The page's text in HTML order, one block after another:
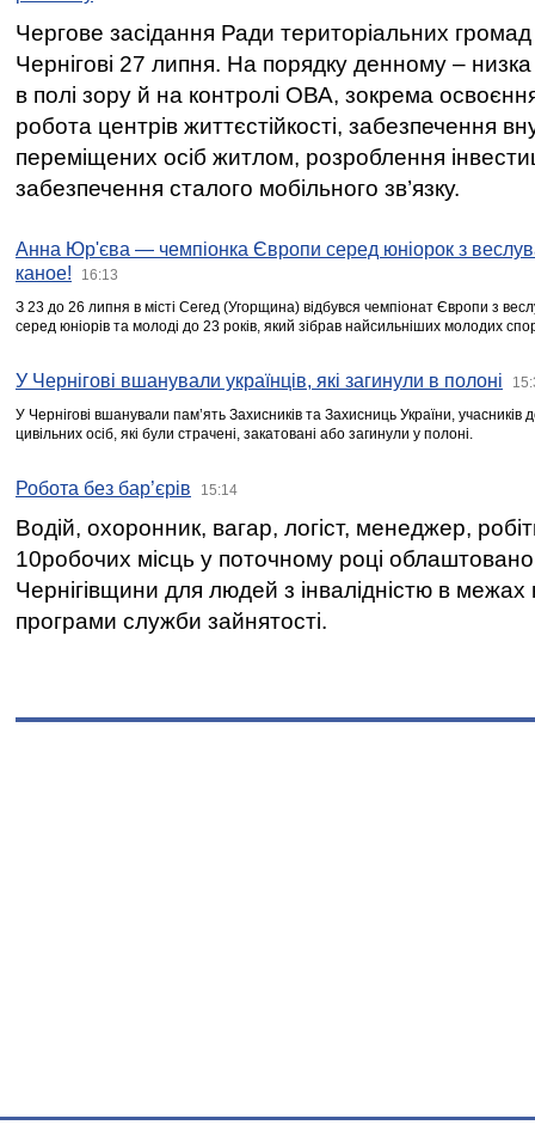
Чергове засідання Ради територіальних громад
Чернігові 27 липня. На порядку денному –
в полі зору й на контролі ОВА, зокрема освоєння
робота центрів життєстійкості, забезпечення
переміщених осіб житлом, розроблення
забезпечення сталого мобільного зв’язку.
Анна Юр'єва — чемпіонка Європи серед юніорок з
каное!
16:13
З 23 до 26 липня в місті Сегед (Угорщина) відбувся чемпіонат Європи з
серед юніорів та молоді до 23 років, який зібрав найсильніших молодих
У Чернігові вшанували українців, які загинули в полоні
У Чернігові вшанували пам’ять Захисників та Захисниць України,
цивільних осіб, які були страчені, закатовані або загинули у полоні.
Робота без бар’єрів 15:14
Водій, охоронник, вагар, логіст, менеджер,
10робочих місць у поточному році
Чернігівщини для людей з інвалідністю в межах
програми служби зайнятості.